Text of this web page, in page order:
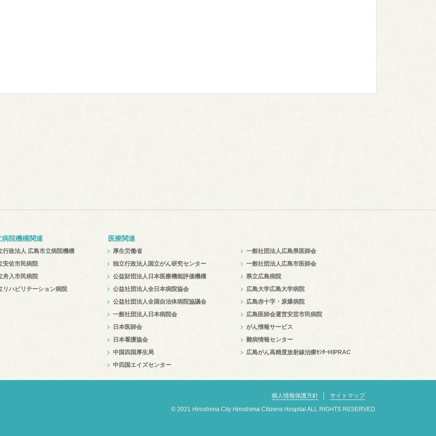
病院機構関連
行政法人 広島市立病院機構
安佐市民病院
舟入市民病院
リハビリテーション病院
医療関連
厚生労働省
独立行政法人国立がん研究センター
公益財団法人日本医療機能評価機構
公益社団法人全日本病院協会
公益社団法人全国自治体病院協議会
一般社団法人日本病院会
日本医師会
日本看護協会
中国四国厚生局
中四国エイズセンター
一般社団法人広島県医師会
一般社団法人広島市医師会
県立広島病院
広島大学広島大学病院
広島赤十字・原爆病院
広島医師会運営安芸市民病院
がん情報サービス
難病情報センター
広島がん高精度放射線治療ｾﾝﾀｰHIPRAC
個人情報保護方針
サイトマップ
© 2021 Hiroshima City Hiroshima Citizens Hospital ALL RIGHTS RESERVED.